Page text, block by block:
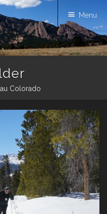
Colorado
Menu